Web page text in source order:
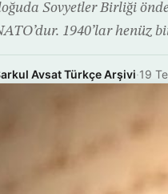
Sovyetler Birliği
1940’lar henüz
Avsat Türkçe Arşivi·19